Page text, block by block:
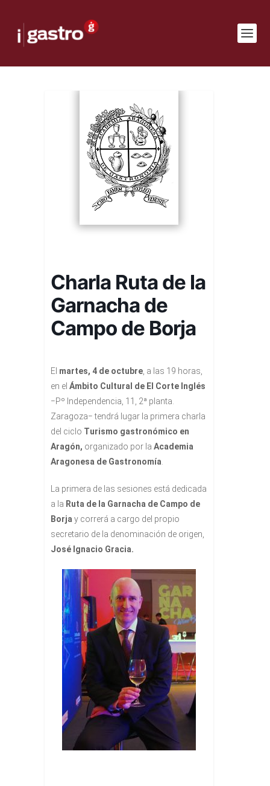
Charla Ruta de la
Garnacha de
Campo de Borja
El martes, 4 de octubre , a las 19 horas,
en el Ámbito Cultural de El Corte Inglés
−Pº Independencia, 11, 2ª planta.
Zaragoza− tendrá lugar la primera charla
del ciclo Turismo gastronómico en
Aragón, organizado por la Academia
Aragonesa de Gastronomía
La primera de las sesiones está dedicada
a la Ruta de la Garnacha de Campo de
Borja y correrá a cargo del propio
secretario de la denominación de origen,
José Ignacio Gracia.